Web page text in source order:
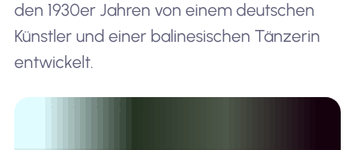
den 1930er Jahren von einem deutschen
Künstler und einer balinesischen Tänzerin
entwickelt.